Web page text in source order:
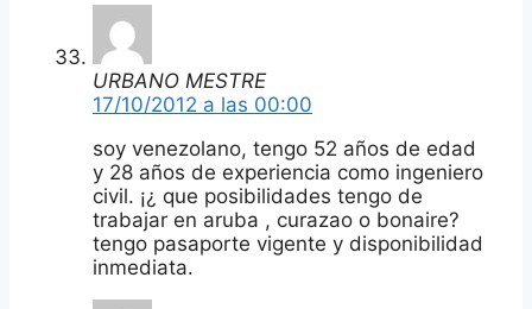
URBANO MESTRE
17/10/2012 a las 00:00
soy venezolano, tengo 52 años de edad
y 28 años de experiencia como ingeniero
civil. ¡¿ que posibilidades tengo de
trabajar en aruba , curazao o bonaire?
tengo pasaporte vigente y disponibilidad
inmediata.